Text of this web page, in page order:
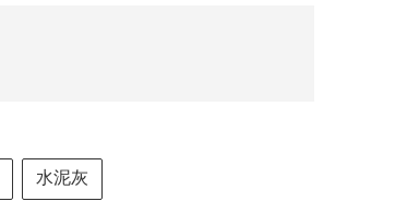
水泥灰